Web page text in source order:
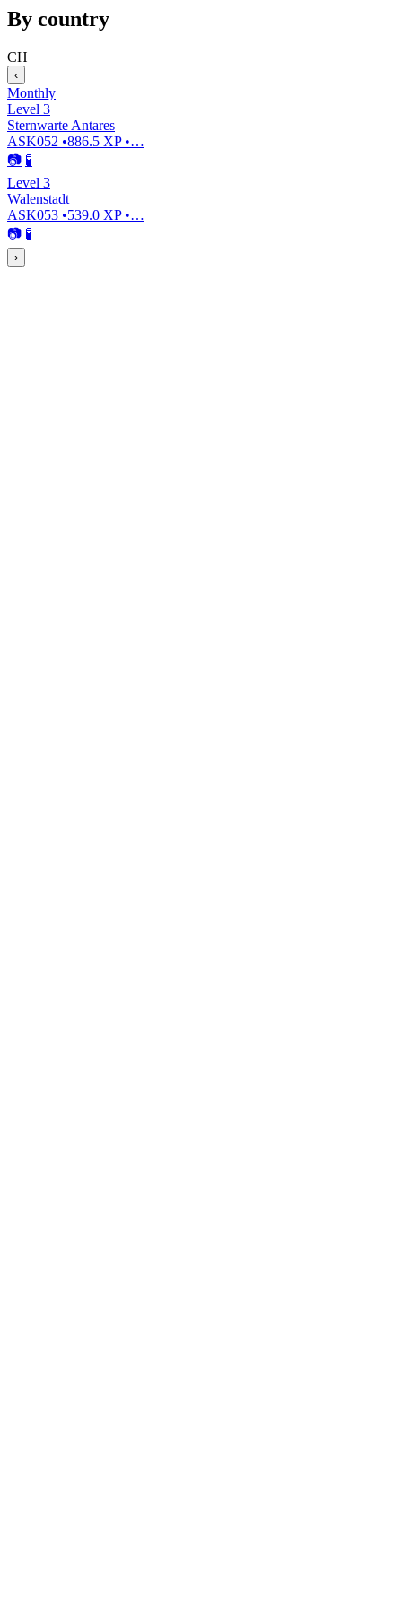
By country
CH
‹
Monthly
Level 3
Sternwarte Antares
ASK052 •886.5 XP •…
📷 🧪
Level 3
Walenstadt
ASK053 •539.0 XP •…
📷 🧪
›